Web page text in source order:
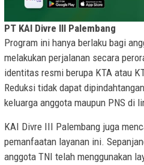
PT KAI Divre III Palembang
Program ini hanya berlaku bagi
melakukan perjalanan secara
identitas resmi berupa KTA atau
Reduksi tidak dapat
keluarga anggota maupun PNS di
KAI Divre III Palembang juga
pemanfaatan layanan ini.
anggota TNI telah menggunakan